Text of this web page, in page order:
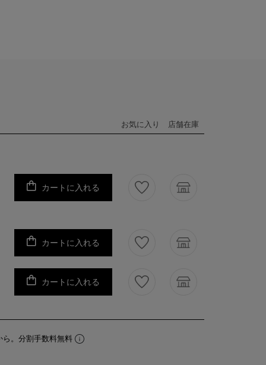
お気に入り 店舗在庫
カートに入れる
カートに入れる
カートに入れる
ら。分割手数料無料